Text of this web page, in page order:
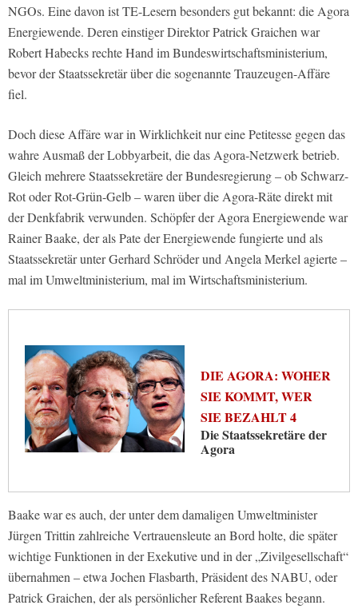
NGOs. Eine davon ist TE-Lesern besonders gut bekannt: die Agora
Energiewende. Deren einstiger Direktor Patrick Graichen war
Robert Habecks rechte Hand im Bundeswirtschaftsministerium,
bevor der Staatssekretär über die sogenannte Trauzeugen-Affäre
fiel.
Doch diese Affäre war in Wirklichkeit nur eine Petitesse gegen das
wahre Ausmaß der Lobbyarbeit, die das Agora-Netzwerk betrieb.
Gleich mehrere Staatssekretäre der Bundesregierung – ob Schwarz-
Rot oder Rot-Grün-Gelb – waren über die Agora-Räte direkt mit
der Denkfabrik verwunden. Schöpfer der Agora Energiewende war
Rainer Baake, der als Pate der Energiewende fungierte und als
Staatssekretär unter Gerhard Schröder und Angela Merkel agierte –
mal im Umweltministerium, mal im Wirtschaftsministerium.
DIE AGORA: WOHER
SIE KOMMT, WER
SIE BEZAHLT 4
Die Staatssekretäre der
Agora
Baake war es auch, der unter dem damaligen Umweltminister
Jürgen Trittin zahlreiche Vertrauensleute an Bord holte, die später
wichtige Funktionen in der Exekutive und in der „Zivilgesellschaft“
übernahmen – etwa Jochen Flasbarth, Präsident des NABU, oder
Patrick Graichen, der als persönlicher Referent Baakes begann.